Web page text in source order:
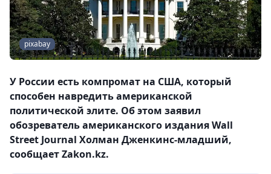
pixabay
У России есть компромат на США, который
способен навредить американской
политической элите. Об этом заявил
обозреватель американского издания Wall
Street Journal Холман Дженкинс-младший,
сообщает Zakon.kz.